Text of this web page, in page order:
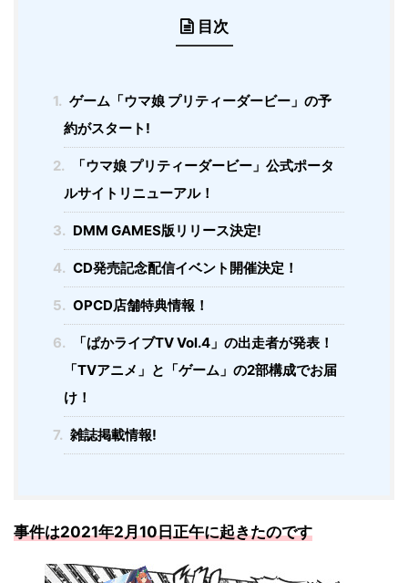
目次
1. ゲーム「ウマ娘 プリティーダービー」の予
約がスタート!
2.
「ウマ娘 プリティーダービー」公式ポータ
ルサイトリニューアル！
3. DMM GAMES版リリース決定!
4. CD発売記念配信イベント開催決定！
5. OPCD店舗特典情報！
6.
「ぱかライブTV Vol.4」の出走者が発表！
「TVアニメ」と「ゲーム」の2部構成でお届
け！
7. 雑誌掲載情報!
事件は2021年2月10日正午に起きたのです